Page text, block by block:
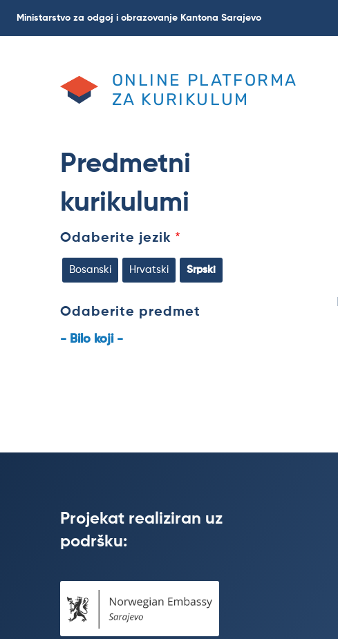
Ministarstvo za odgoj i obrazovanje Kantona Sarajevo
ONLINE PLATFORMA
ZA KURIKULUM
Predmetni
kurikulumi
Odaberite jezik
Bosanski Hrvatski Srpski
Odaberite predmet
- Bilo koji -
Projekat realiziran uz
podršku: